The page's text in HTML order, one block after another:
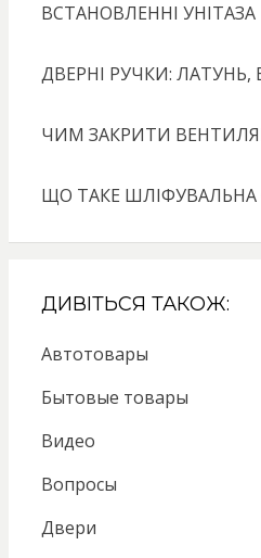
ВСТАНОВЛЕННІ УНІТАЗА
ДВЕРНІ РУЧКИ: ЛАТУНЬ,
ЧИМ ЗАКРИТИ
ЩО ТАКЕ ШЛІФУВАЛЬНА
ДИВІТЬСЯ ТАКОЖ:
Автотовары
Бытовые товары
Видео
Вопросы
Двери